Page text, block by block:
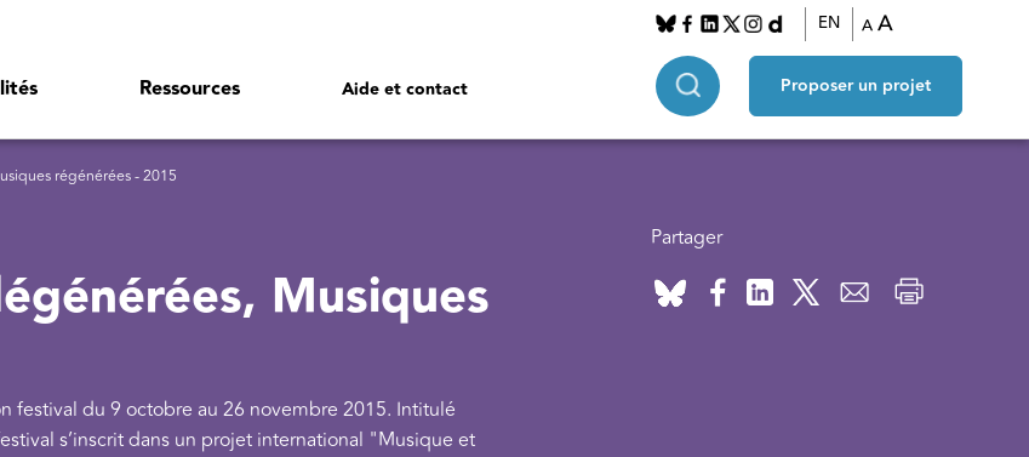
Ressources Aide et contact
EN A A
Proposer un projet
régénérées - 2015
Musiques
festival du 9 octobre au 26 novembre 2015. Intitulé
s’inscrit dans un projet international "Musique et
Partager